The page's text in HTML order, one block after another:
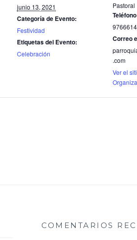
junio 13, 2021
Categoría de Evento:
Festividad
Etiquetas del Evento:
Celebración
Pastoral
Teléfono
Correo
.com
Ver el
COMENTARIOS